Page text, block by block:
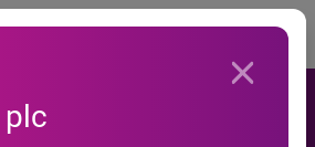
plc